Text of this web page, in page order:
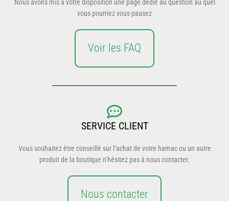
Nous avons mis a votre disposition une page dédié au question au quel
vous pourriez vous pausez
Voir les FAQ
SERVICE CLIENT
Vous souhaitez être conseillé sur l’achat de votre hamac ou un autre
produit de la boutique n’hésitez pas à nous contacter.
Nous contacter